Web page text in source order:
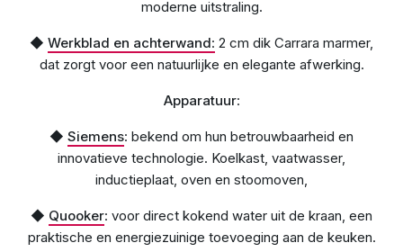
moderne uitstraling.
◆ Werkblad en achterwand: 2 cm dik Carrara marmer,
dat zorgt voor een natuurlijke en elegante afwerking.
Apparatuur:
◆ Siemens: bekend om hun betrouwbaarheid en
innovatieve technologie. Koelkast, vaatwasser,
inductieplaat, oven en stoomoven,
◆ Quooker: voor direct kokend water uit de kraan, een
praktische en energiezuinige toevoeging aan de keuken.​